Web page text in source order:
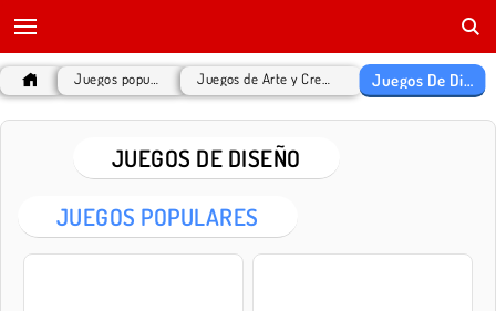
Juegos De Diseño
JUEGOS DE DISEÑO
JUEGOS POPULARES